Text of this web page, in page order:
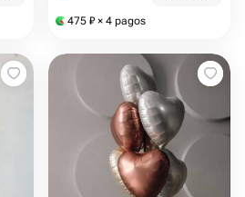
475 ₽ × 4 pagos